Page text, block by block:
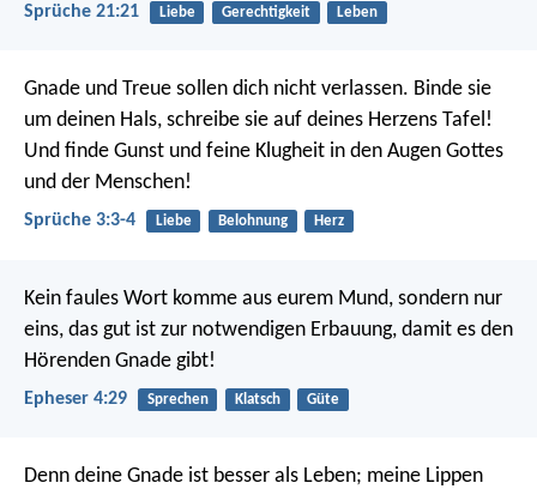
Sprüche 21:21 Liebe Gerechtigkeit Leben
Gnade und Treue sollen dich nicht verlassen. Binde sie
um deinen Hals, schreibe sie auf deines Herzens Tafel!
Und finde Gunst und feine Klugheit in den Augen Gottes
und der Menschen!
Sprüche 3:3-4 Liebe Belohnung Herz
Kein faules Wort komme aus eurem Mund, sondern nur
eins, das gut ist zur notwendigen Erbauung, damit es den
Hörenden Gnade gibt!
Epheser 4:29 Sprechen Klatsch Güte
Denn deine Gnade ist besser als Leben; meine Lippen